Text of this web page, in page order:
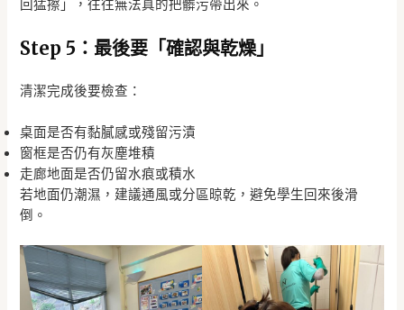
Step 5：最後要「確認與乾燥」
清潔完成後要檢查：
桌面是否有黏膩感或殘留污漬
窗框是否仍有灰塵堆積
走廊地面是否仍留水痕或積水
若地面仍潮濕，建議通風或分區晾乾，避免學生回來後滑
倒。